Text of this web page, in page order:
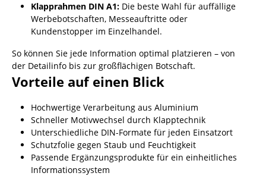
Klapprahmen DIN A1: Die beste Wahl für auffällige
Werbebotschaften, Messeauftritte oder
Kundenstopper im Einzelhandel.
So können Sie jede Information optimal platzieren – von
der Detailinfo bis zur großflächigen Botschaft.
Vorteile auf einen Blick
Hochwertige Verarbeitung aus Aluminium
Schneller Motivwechsel durch Klapptechnik
Unterschiedliche DIN-Formate für jeden Einsatzort
Schutzfolie gegen Staub und Feuchtigkeit
Passende Ergänzungsprodukte für ein einheitliches
Informationssystem